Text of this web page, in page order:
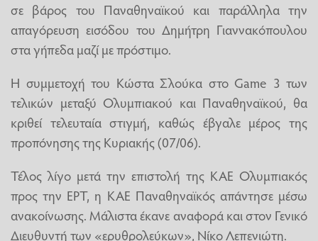
σε βάρος του Παναθηναϊκού και παράλληλα την
απαγόρευση εισόδου του Δημήτρη Γιαννακόπουλου
στα γήπεδα μαζί με πρόστιμο.
Η συμμετοχή του Κώστα Σλούκα στο Game 3 των
τελικών μεταξύ Ολυμπιακού και Παναθηναϊκού, θα
κριθεί τελευταία στιγμή, καθώς έβγαλε μέρος της
προπόνησης της Κυριακής (07/06).
Τέλος λίγο μετά την επιστολή της ΚΑΕ Ολυμπιακός
προς την ΕΡΤ, η ΚΑΕ Παναθηναϊκός απάντησε μέσω
ανακοίνωσης. Μάλιστα έκανε αναφορά και στον Γενικό
Διευθυντή των «ερυθρολεύκων», Νίκο Λεπενιώτη.